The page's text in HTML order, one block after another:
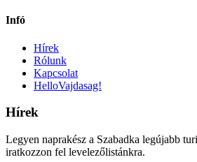
Infó
Hírek
Rólunk
Kapcsolat
HelloVajdasag!
Hírek
Legyen naprakész a Szabadka legújabb
iratkozzon fel levelezőlistánkra.